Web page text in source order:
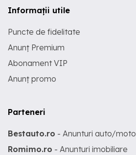
Informații utile
Puncte de fidelitate
Anunț Premium
Abonament VIP
Anunț promo
Parteneri
Bestauto.ro - Anunturi auto/moto
Romimo.ro - Anunturi imobiliare